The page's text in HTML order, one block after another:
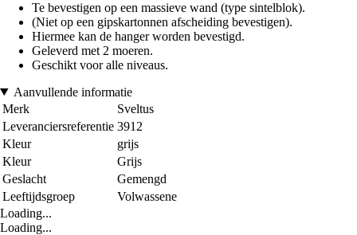
Te bevestigen op een massieve wand (type sintelblok).
(Niet op een gipskartonnen afscheiding bevestigen).
Hiermee kan de hanger worden bevestigd.
Geleverd met 2 moeren.
Geschikt voor alle niveaus.
Aanvullende informatie
Merk
Sveltus
Leveranciersreferentie 3912
Kleur
grijs
Kleur
Grijs
Geslacht
Gemengd
Leeftijdsgroep
Volwassene
Loading...
Loading...